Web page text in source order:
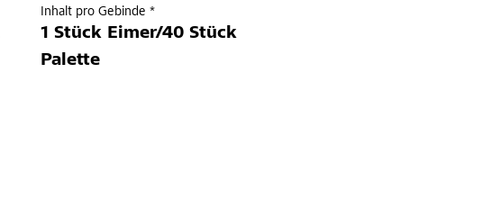
Inhalt pro Gebinde *
1 Stück Eimer/40 Stück
Palette